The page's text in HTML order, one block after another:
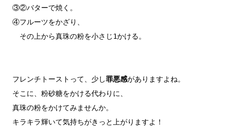
③②バターで焼く。
④フルーツをかざり、
その上から真珠の粉を小さじ1かける。
フレンチトーストって、少し罪悪感がありますよね。
そこに、粉砂糖をかける代わりに、
真珠の粉をかけてみませんか。
キラキラ輝いて気持ちがきっと上がりますよ！